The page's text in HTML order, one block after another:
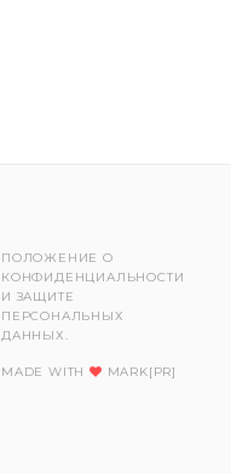
ПОЛОЖЕНИЕ О
КОНФИДЕНЦИАЛЬНОСТИ
И ЗАЩИТЕ
ПЕРСОНАЛЬНЫХ
ДАННЫХ.
MADE WITH MARK[PR]